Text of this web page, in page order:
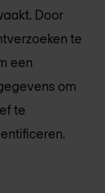
Door
te
een
om
te